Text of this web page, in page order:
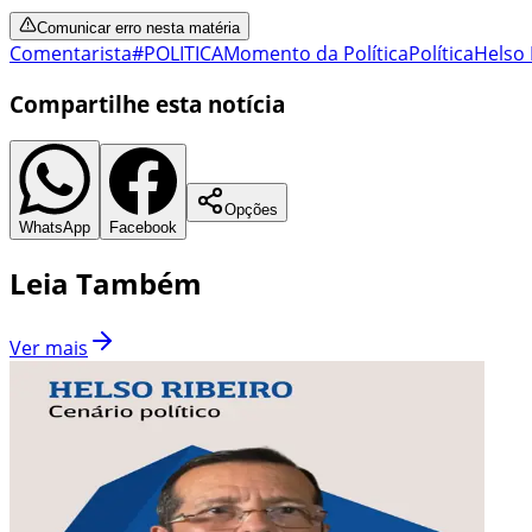
Comunicar erro nesta matéria
Comentarista#POLITICAMomento da PolíticaPolíticaHelso
Compartilhe esta notícia
WhatsApp Facebook
Opções
Leia Também
Ver mais